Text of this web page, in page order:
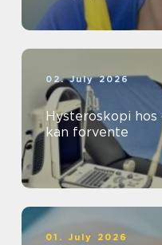
02. July 2026
Hysteroskopi
kan forvente
01. July 2026